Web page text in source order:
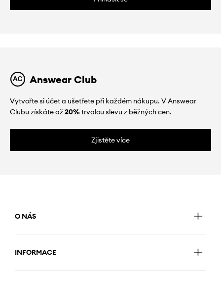
Answear Club
Vytvořte si účet a ušetřete při každém nákupu. V Answear
Clubu získáte až20%trvalou slevu z běžných cen.
Zjistěte více
O NÁS
INFORMACE